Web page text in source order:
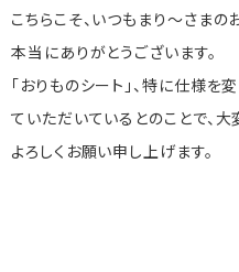
こちらこそ、いつもまり～さまの
本当にありがとうございます。
「おりものシート」、特に仕様を
ていただいているとのことで、大
よろしくお願い申し上げます。